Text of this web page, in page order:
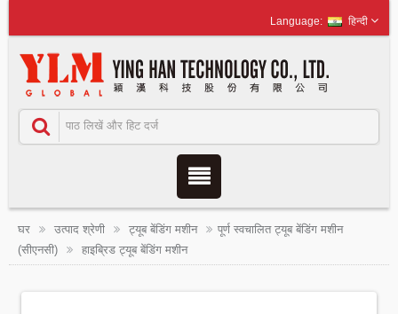
हिन्दी
घर उत्पाद श्रेणी ट्यूब बेंडिंग मशीन
पूर्ण स्वचालित ट्यूब बेंडिंग मशीन
(सीएनसी)
हाइब्रिड ट्यूब बेंडिंग मशीन